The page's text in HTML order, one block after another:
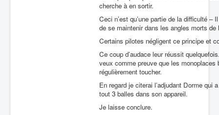
cherche à en sortir.
Ceci n’est qu’une partie de la difficulté –
de se maintenir dans les angles morts
Certains pilotes négligent ce principe et
Ce coup d’audace leur réussit
veux comme preuve que les
régulièrement toucher.
En regard je citerai l’adjudant Dorme qui
tout 3 balles dans son appareil.
Je laisse conclure.